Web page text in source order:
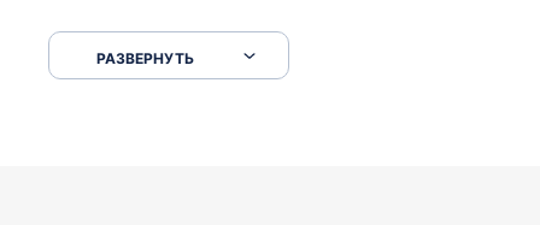
что заполнить, куда зайти, образцы и т.д. После
приехал за авто. Меня тепло встретили Сергей с
РАЗВЕРНУТЬ